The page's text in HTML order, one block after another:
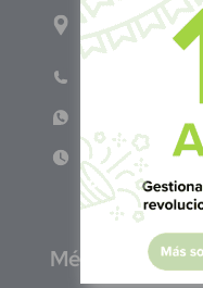
1ro Cll Pte, y
Salvador Centro
Teléfono: +503
WhatsApp:
Lun - Vie
México